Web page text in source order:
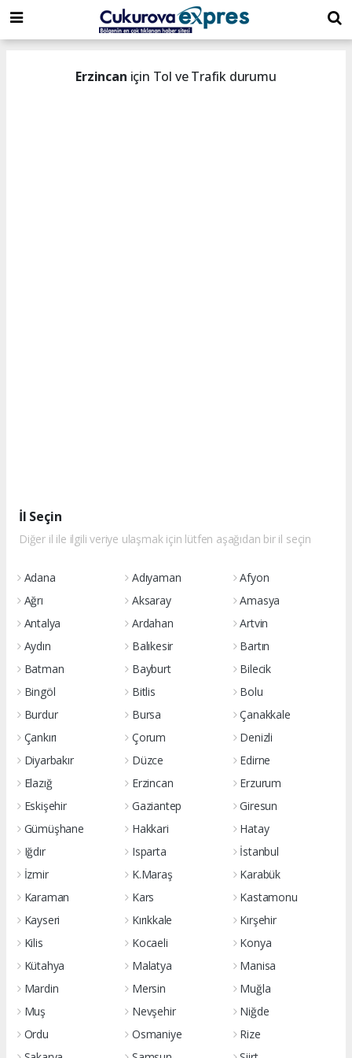
dini
chat
islami
chat
islami
sohbetler
Erzincan için Tol ve Trafik durumu
İl Seçin
Diğer il ile ilgili veriye ulaşmak için lütfen aşağıdan bir il seçin
Adana Adıyaman
Afyon
Ağrı
Aksaray
Amasya
Antalya
Ardahan
Artvin
Aydın
Balıkesir
Bartın
Batman
Bayburt
Bilecik
Bingöl
Bitlis
Bolu
Burdur
Bursa
Çanakkale
Çankırı
Çorum
Denizli
Diyarbakır
Düzce
Edirne
Elazığ
Erzincan
Erzurum
Eskişehir
Gaziantep
Giresun
Gümüşhane
Hakkari
Hatay
Iğdır
Isparta
İstanbul
İzmir
K.Maraş
Karabük
Karaman
Kars
Kastamonu
Kayseri
Kırıkkale
Kırşehir
Kilis
Kocaeli
Konya
Kütahya
Malatya
Manisa
Mardin
Mersin
Muğla
Muş
Nevşehir
Niğde
Ordu
Osmaniye
Rize